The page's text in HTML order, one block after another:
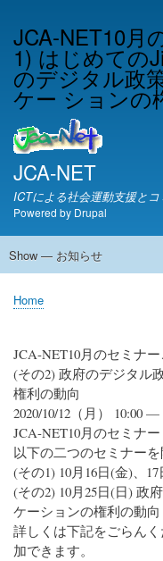
JCA-NET10月
1) はじめての
のデジタル政
ケー ションの
JCA-NET
ICTによる社会運動支援と
Powered by Drupal
お
ら
Show — お知らせ
JCA-NETからのお知らせ
Breadcrumb
Home
JCA-NET10月のセミナ
(その2) 政府のデジタル
権利の動向
2020/10/12（月） 10:00 —
JCA-NET10月のセミナー
以下の二つのセミナーを
(その1) 10月16日(金)、
(その2) 10月25日(日) 政
ケーションの権利の動向
詳しくは下記をごらん
加できます。